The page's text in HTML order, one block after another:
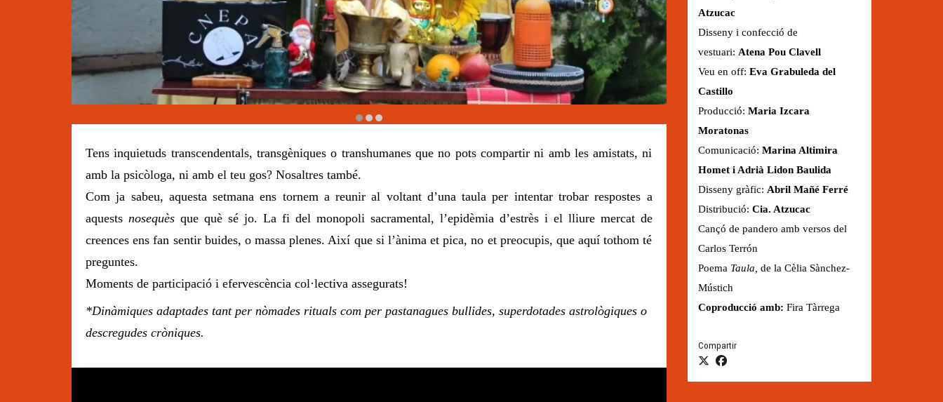
Atzucac
Disseny i confecció de
vestuari: Atena Pou Clavell
Veu en off: Eva Grabuleda del
Castillo
Producció: Maria Izcara
Moratonas
Comunicació: Marina Altimira
Homet i Adrià Lidon Baulida
Disseny gràfic: Abril Mañé Ferré
Distribució: Cia. Atzucac
Cançó de pandero amb versos del
Carlos Terrón
Poema Taula, de la Cèlia Sànchez-
Mústich
Coproducció amb: Fira Tàrrega
Compartir
Tens inquietuds transcendentals, transgèniques o transhumanes que no pots compartir ni amb les amistats, ni
amb la psicòloga, ni amb el teu gos? Nosaltres també.
Com ja sabeu, aquesta setmana ens tornem a reunir al voltant d’una taula per intentar trobar respostes a
aquests nosequèsque què sé jo. La fi del monopoli sacramental, l’epidèmia d’estrès i el lliure mercat de
creences ens fan sentir buides, o massa plenes. Així que si l’ànima et pica, no et preocupis, que aquí tothom té
preguntes.
Moments de participació i efervescència col·lectiva assegurats!
*Dinàmiques adaptades tant per nòmades rituals com per pastanagues bullides, superdotades astrològiques o
descregudes cròniques.